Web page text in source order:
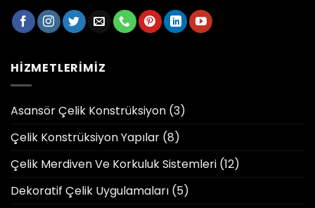
HIZMETLERIMIZ
Asansör Çelik Konstrüksiyon (3)
Çelik Konstrüksiyon Yapılar (8)
Çelik Merdiven Ve Korkuluk Sistemleri (12)
Dekoratif Çelik Uygulamaları (5)